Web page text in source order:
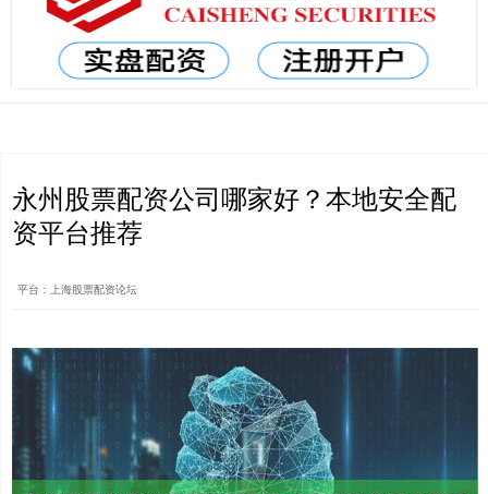
永州股票配资公司哪家好？本地安全配
资平台推荐
平台：上海股票配资论坛